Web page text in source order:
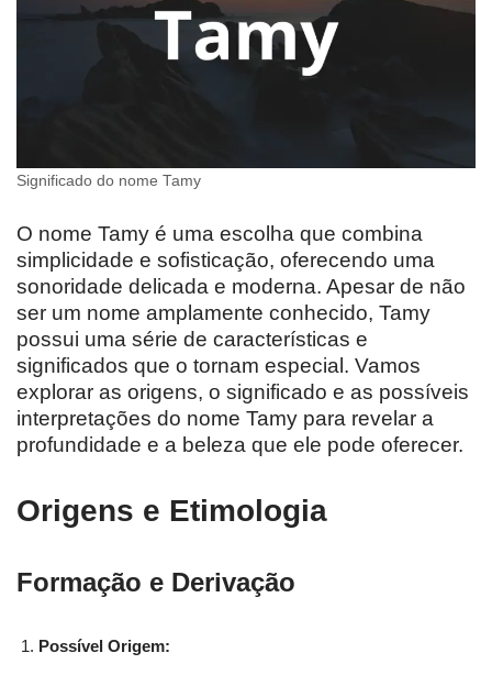
Significado do nome Tamy
O nome Tamy é uma escolha que combina
simplicidade e sofisticação, oferecendo uma
sonoridade delicada e moderna. Apesar de não
ser um nome amplamente conhecido, Tamy
possui uma série de características e
significados que o tornam especial. Vamos
explorar as origens, o significado e as possíveis
interpretações do nome Tamy para revelar a
profundidade e a beleza que ele pode oferecer.
Origens e Etimologia
Formação e Derivação
Possível Origem: